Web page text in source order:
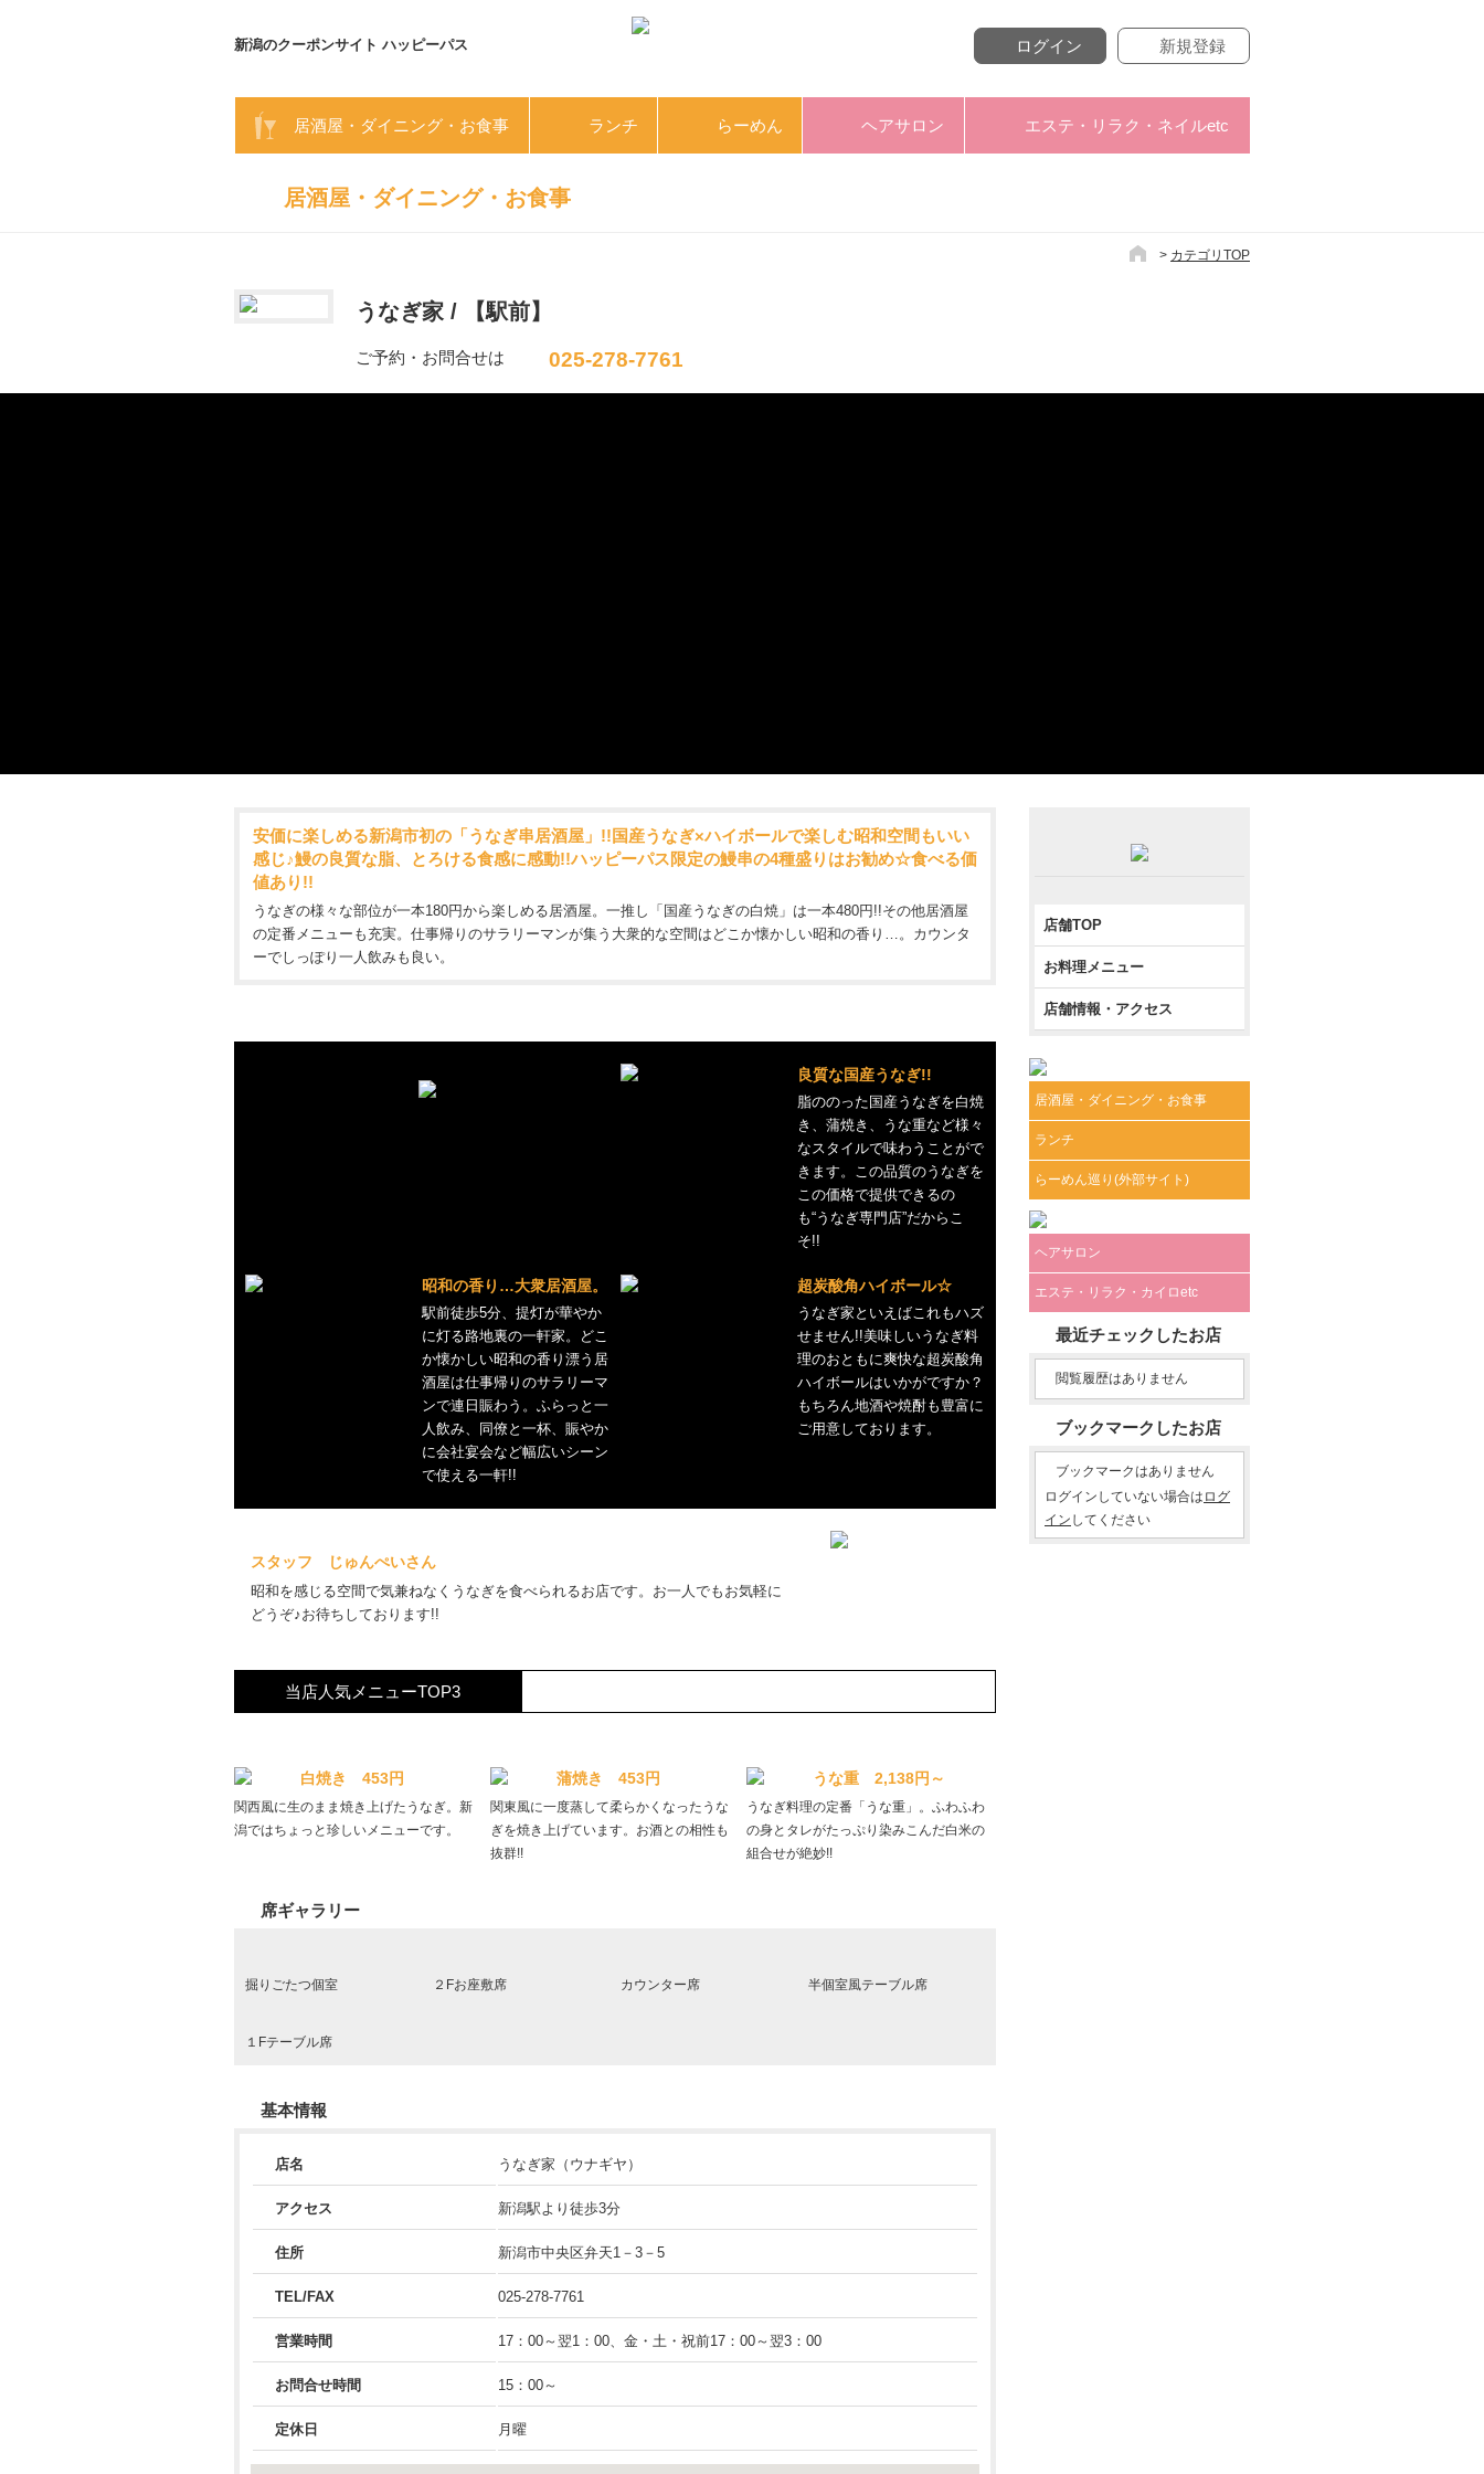
新潟のクーポンサイト ハッピーパス ログイン 新規登録
居酒屋・ダイニング・お食事 ランチ らーめん ヘアサロン エステ・リラク・ネイルetc
居酒屋・ダイニング・お食事
> カテゴリTOP
うなぎ家 / 【駅前】
ご予約・お問合せは 025-278-7761
安価に楽しめる新潟市初の「うなぎ串居酒屋」!!国産うなぎ×ハイボールで楽しむ昭和空間もいい
感じ♪鰻の良質な脂、とろける食感に感動!!ハッピーパス限定の鰻串の4種盛りはお勧め☆食べる価
値あり!!
うなぎの様々な部位が一本180円から楽しめる居酒屋。一推し「国産うなぎの白焼」は一本480円!!その他居酒屋
の定番メニューも充実。仕事帰りのサラリーマンが集う大衆的な空間はどこか懐かしい昭和の香り…。カウンタ
ーでしっぽり一人飲みも良い。
良質な国産うなぎ!!
脂ののった国産うなぎを白焼
き、蒲焼き、うな重など様々
なスタイルで味わうことがで
きます。この品質のうなぎを
この価格で提供できるの
も“うなぎ専門店”だからこ
そ!!
昭和の香り…大衆居酒屋。
駅前徒歩5分、提灯が華やか
に灯る路地裏の一軒家。どこ
か懐かしい昭和の香り漂う居
酒屋は仕事帰りのサラリーマ
ンで連日賑わう。ふらっと一
人飲み、同僚と一杯、賑やか
に会社宴会など幅広いシーン
で使える一軒!!
超炭酸角ハイボール☆
うなぎ家といえばこれもハズ
せません!!美味しいうなぎ料
理のおともに爽快な超炭酸角
ハイボールはいかがですか？
もちろん地酒や焼酎も豊富に
ご用意しております。
スタッフ じゅんぺいさん
昭和を感じる空間で気兼ねなくうなぎを食べられるお店です。お一人でもお気軽に
どうぞ♪お待ちしております!!
当店人気メニューTOP3
白焼き 453円
関西風に生のまま焼き上げたうなぎ。新
潟ではちょっと珍しいメニューです。
蒲焼き 453円
関東風に一度蒸して柔らかくなったうな
ぎを焼き上げています。お酒との相性も
抜群!!
うな重 2,138円～
うなぎ料理の定番「うな重」。ふわふわ
の身とタレがたっぷり染みこんだ白米の
組合せが絶妙!!
席ギャラリー
掘りごたつ個室 ２Fお座敷席 カウンター席 半個室風テーブル席
１Fテーブル席
基本情報
店名 うなぎ家（ウナギヤ）
アクセス 新潟駅より徒歩3分
住所 新潟市中央区弁天1－3－5
TEL/FAX 025-278-7761
営業時間 17：00～翌1：00、金・土・祝前17：00～翌3：00
お問合せ時間 15：00～
定休日 月曜
店舗TOP
お料理メニュー
店舗情報・アクセス
居酒屋・ダイニング・お食事
ランチ
らーめん巡り(外部サイト)
ヘアサロン
エステ・リラク・カイロetc
最近チェックしたお店
閲覧履歴はありません
ブックマークしたお店
ブックマークはありません
ログインしていない場合は ログ
イン してください